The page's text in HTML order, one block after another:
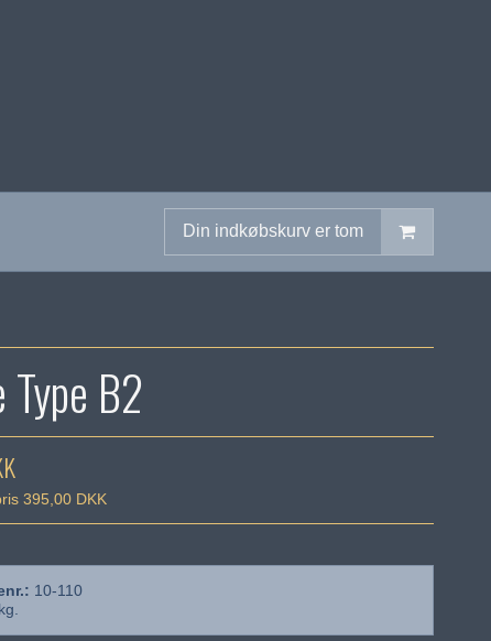
Din indkøbskurv er tom
Type B2
395,00 DKK
10-110
kg.